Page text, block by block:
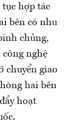
hợp tác
bên có nhu
chủng,
nghệ
chuyển giao
hai bên
hoạt